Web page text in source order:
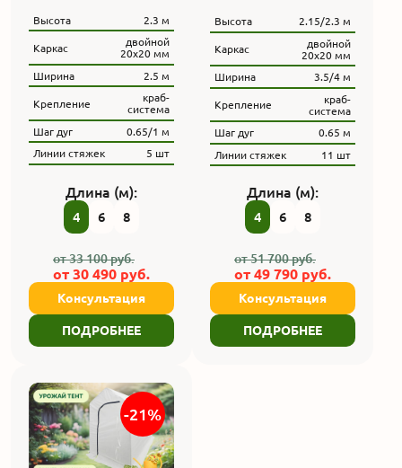
Высота 2.3 м
Каркас
двойной
20х20 мм
Ширина
2.5 м
Крепление
краб-
система
Шаг дуг
0.65/1 м
Линии стяжек
5 шт
Длина (м):
4 6 8
от33 100руб.
от 30 490 руб.
Консультация
ПОДРОБНЕЕ
Высота 2.15/2.3 м
Каркас
двойной
20x20 мм
Ширина
3.5/4 м
Крепление
краб-
система
Шаг дуг
0.65 м
Линии стяжек
11 шт
Длина (м):
4 6 8
от51 700руб.
от 49 790 руб.
Консультация
ПОДРОБНЕЕ
-21%